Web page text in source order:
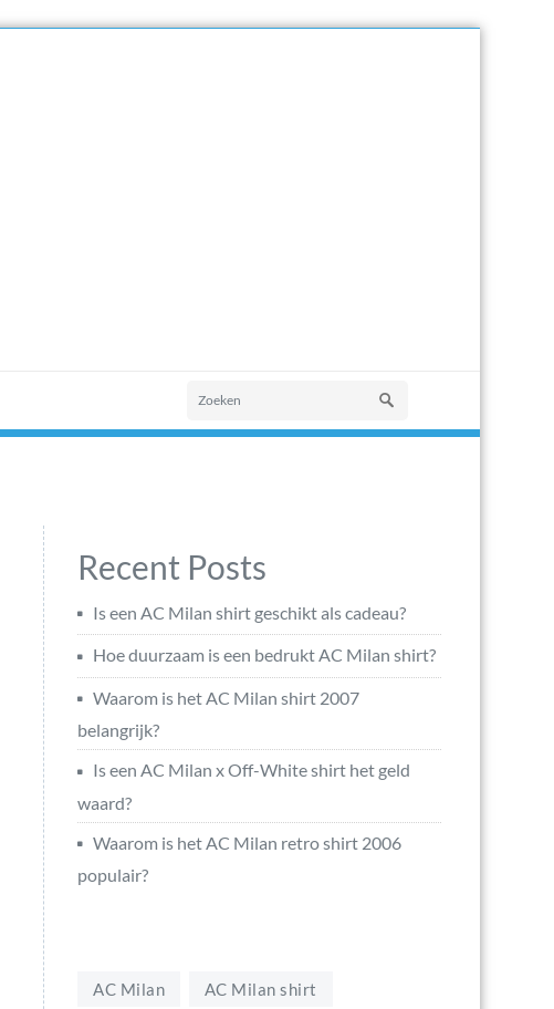
Recent Posts
Is een AC Milan shirt geschikt als cadeau?
Hoe duurzaam is een bedrukt AC Milan shirt?
Waarom is het AC Milan shirt 2007
belangrijk?
Is een AC Milan x Off-White shirt het geld
waard?
Waarom is het AC Milan retro shirt 2006
populair?
AC Milan AC Milan shirt